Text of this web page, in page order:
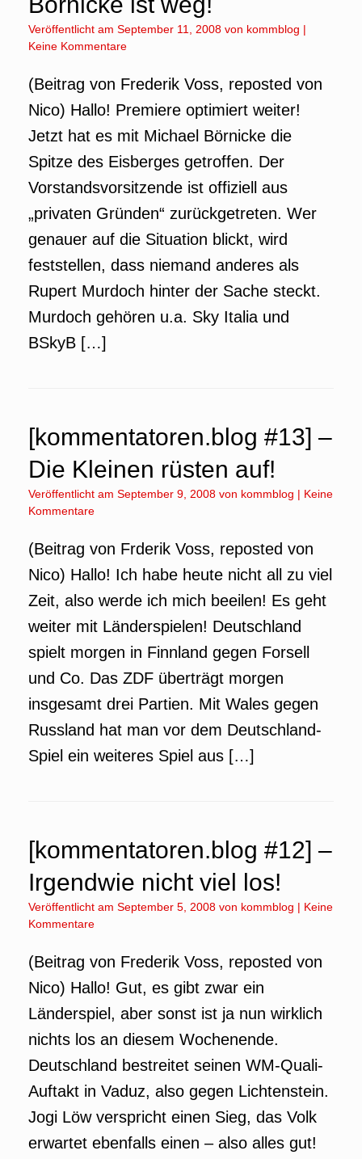
Veröffentlicht am September 11, 2008 von kommblog |
Keine Kommentare
(Beitrag von Frederik Voss, reposted von
Nico) Hallo! Premiere optimiert weiter!
Jetzt hat es mit Michael Börnicke die
Spitze des Eisberges getroffen. Der
Vorstandsvorsitzende ist offiziell aus
„privaten Gründen“ zurückgetreten. Wer
genauer auf die Situation blickt, wird
feststellen, dass niemand anderes als
Rupert Murdoch hinter der Sache steckt.
Murdoch gehören u.a. Sky Italia und
BSkyB […]
[kommentatoren.blog #13] –
Die Kleinen rüsten auf!
Veröffentlicht am September 9, 2008 von kommblog | Keine
Kommentare
(Beitrag von Frderik Voss, reposted von
Nico) Hallo! Ich habe heute nicht all zu viel
Zeit, also werde ich mich beeilen! Es geht
weiter mit Länderspielen! Deutschland
spielt morgen in Finnland gegen Forsell
und Co. Das ZDF überträgt morgen
insgesamt drei Partien. Mit Wales gegen
Russland hat man vor dem Deutschland-
Spiel ein weiteres Spiel aus […]
[kommentatoren.blog #12] –
Irgendwie nicht viel los!
Veröffentlicht am September 5, 2008 von kommblog | Keine
Kommentare
(Beitrag von Frederik Voss, reposted von
Nico) Hallo! Gut, es gibt zwar ein
Länderspiel, aber sonst ist ja nun wirklich
nichts los an diesem Wochenende.
Deutschland bestreitet seinen WM-Quali-
Auftakt in Vaduz, also gegen Lichtenstein.
Jogi Löw verspricht einen Sieg, das Volk
erwartet ebenfalls einen – also alles gut!